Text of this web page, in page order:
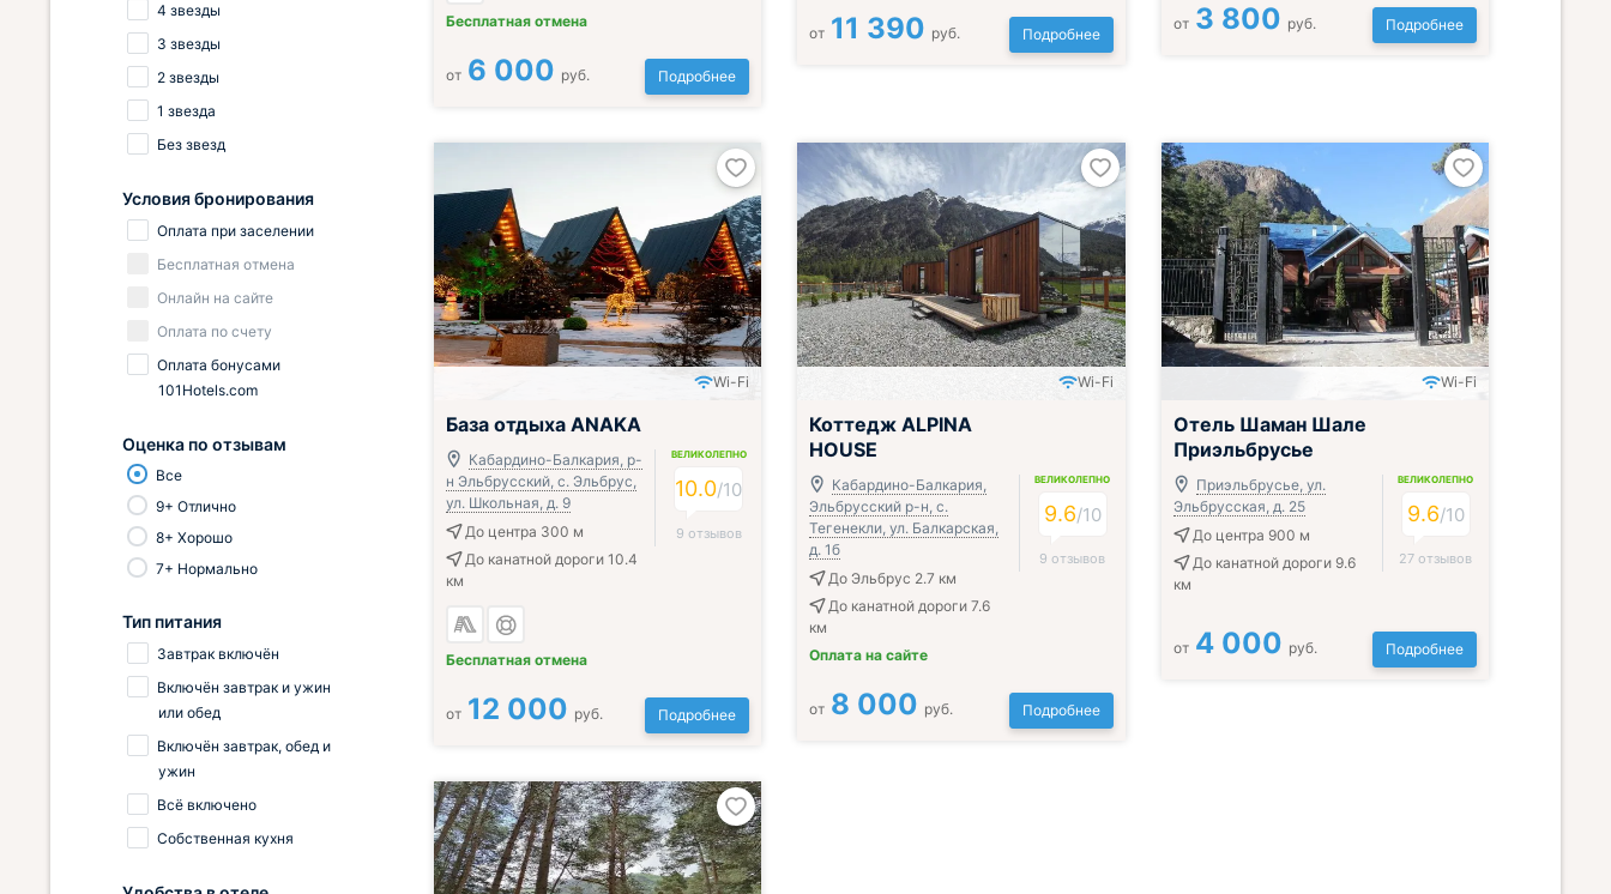
Бесплатная отмена
от 6 000 руб. Подробнее
от 11 390 руб. Подробнее
от 3 800 руб. Подробнее
Wi-Fi
База отдыха ANAKA
Кабардино-Балкария, р-
н Эльбрусский, с. Эльбрус,
ул. Школьная, д. 9
До центра 300 м
До канатной дороги 10.4
км
Бесплатная отмена
ВЕЛИКОЛЕПНО
10.0/10
9 отзывов
от 12 000 руб. Подробнее
Wi-Fi
Коттедж ALPINA
HOUSE
Кабардино-Балкария,
Эльбрусский р-н, с.
Тегенекли, ул. Балкарская,
д. 1б
До Эльбрус 2.7 км
До канатной дороги 7.6
км
Оплата на сайте
ВЕЛИКОЛЕПНО
9.6/10
9 отзывов
от 8 000 руб. Подробнее
Wi-Fi
Отель Шаман Шале
Приэльбрусье
Приэльбрусье, ул.
Эльбрусская, д. 25
До центра 900 м
До канатной дороги 9.6
км
ВЕЛИКОЛЕПНО
9.6/10
27 отзывов
от 4 000 руб. Подробнее
4 звезды
3 звезды
2 звезды
1 звезда
Без звезд
Условия бронирования
Оплата при заселении
Бесплатная отмена
Онлайн на сайте
Оплата по счету
Оплата бонусами
101Hotels.com
Оценка по отзывам
Все
9+ Отлично
8+ Хорошо
7+ Нормально
Тип питания
Завтрак включён
Включён завтрак и ужин
или обед
Включён завтрак, обед и
ужин
Всё включено
Собственная кухня